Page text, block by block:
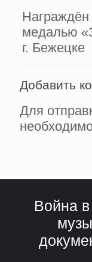
медалью
г. Бежецке
Добавить
Для
Война